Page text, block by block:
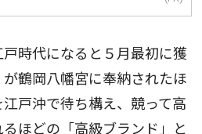
時代になると５月最初に獲
鶴岡八幡宮に奉納されたほ
戸沖で待ち構え、競って高
ほどの「高級ブランド」と